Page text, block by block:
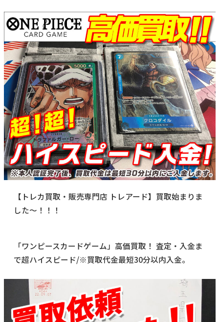
【トレカ買取・販売専門店 トレアード】買取始まりま
した～！！！
「ワンピースカードゲーム」高価買取！ 査定・入金ま
で超ハイスピード/※買取代金最短30分以内入金。